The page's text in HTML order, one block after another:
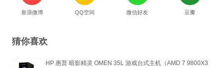
新浪微博 QQ空间 微信好友 豆瓣
猜你喜欢
HP 惠普 暗影精灵 OMEN 35L 游戏台式主机（AMD 7 9800X3